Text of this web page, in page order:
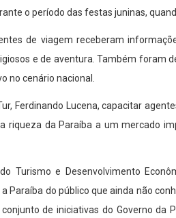
o período das festas juninas,
de viagem receberam
e de aventura. Também foram
no cenário nacional.
Ferdinando Lucena, capacitar
riqueza da Paraíba a um mercado
Turismo e Desenvolvimento
Paraíba do público que ainda não
de iniciativas do Governo da